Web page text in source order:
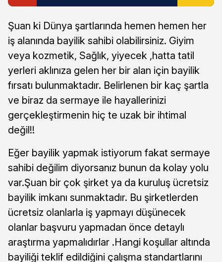
Şuan ki Dünya şartlarında hemen hemen her
iş alanında bayilik sahibi olabilirsiniz. Giyim
veya kozmetik, Sağlık, yiyecek ,hatta tatil
yerleri aklınıza gelen her bir alan için bayilik
fırsatı bulunmaktadır. Belirlenen bir kaç şartla
ve biraz da sermaye ile hayallerinizi
gerçekleştirmenin hiç te uzak bir ihtimal
değil!!
Eğer bayilik yapmak istiyorum fakat sermaye
sahibi değilim diyorsanız bunun da kolay yolu
var.Şuan bir çok şirket ya da kuruluş ücretsiz
bayilik imkanı sunmaktadır. Bu şirketlerden
ücretsiz olanlarla iş yapmayı düşünecek
olanlar başvuru yapmadan önce detaylı
araştırma yapmalıdırlar .Hangi koşullar altında
bayiliği teklif edildiğini çalışma standartlarını